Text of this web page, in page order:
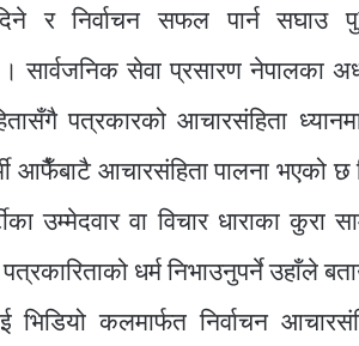
र निर्वाचन सफल पार्न सघाउ
सार्वजनिक सेवा प्रसारण नेपालका
पत्रकारको आचारसंहिता
आफैँबाटै आचारसंहिता पालना भएको
उम्मेदवार वा विचार धाराका कुरा
धर्म निभाउनुपर्ने उहाँले
कलमार्फत निर्वाचन